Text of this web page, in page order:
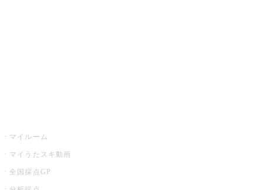
マイルーム
マイうたスキ動画
全国採点GP